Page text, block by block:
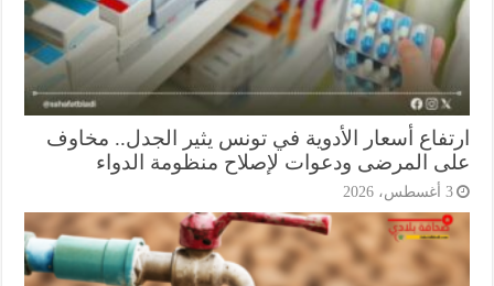
أسعار الأدوية في تونس يثير الجدل.. مخاوف
المرضى ودعوات لإصلاح منظومة الدواء